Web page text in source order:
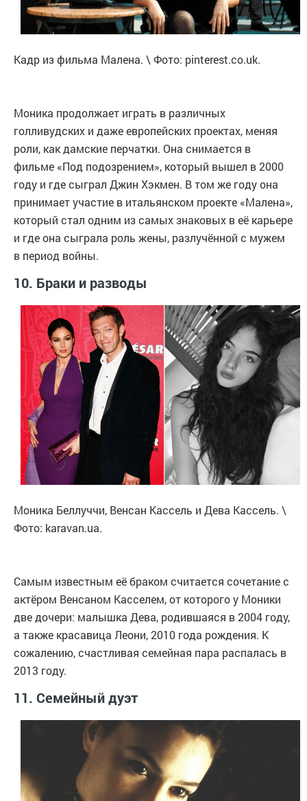
Кадр из фильма Малена. \ Фото: pinterest.co.uk.
Моника продолжает играть в различных
голливудских и даже европейских проектах, меняя
роли, как дамские перчатки. Она снимается в
фильме «Под подозрением», который вышел в 2000
году и где сыграл Джин Хэкмен. В том же году она
принимает участие в итальянском проекте «Малена»,
который стал одним из самых знаковых в её карьере
и где она сыграла роль жены, разлучённой с мужем
в период войны.
10. Браки и разводы
Моника Беллуччи, Венсан Кассель и Дева Кассель. \
Фото: karavan.ua.
Самым известным её браком считается сочетание с
актёром Венсаном Касселем, от которого у Моники
две дочери: малышка Дева, родившаяся в 2004 году,
а также красавица Леони, 2010 года рождения. К
сожалению, счастливая семейная пара распалась в
2013 году.
11. Семейный дуэт